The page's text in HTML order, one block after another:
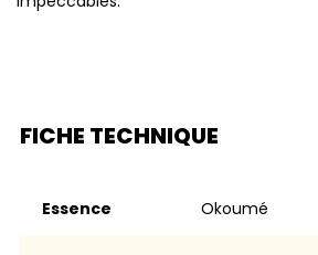
FICHE TECHNIQUE
Essence Okoumé